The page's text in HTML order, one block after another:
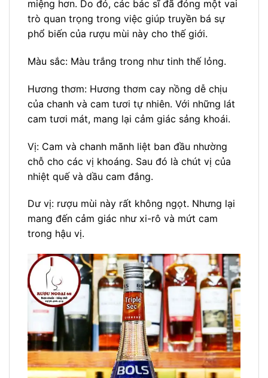
miệng hơn. Do đó, các bác sĩ đã đóng một vai
trò quan trọng trong việc giúp truyền bá sự
phổ biến của rượu mùi này cho thế giới.
Màu sắc: Màu trắng trong như tinh thế lỏng.
Hương thơm: Hương thơm cay nồng dễ chịu
của chanh và cam tươi tự nhiên. Với những lát
cam tươi mát, mang lại cảm giác sảng khoái.
Vị: Cam và chanh mãnh liệt ban đầu nhường
chỗ cho các vị khoáng. Sau đó là chút vị của
nhiệt quế và dầu cam đắng.
Dư vị: rượu mùi này rất không ngọt. Nhưng lại
mang đến cảm giác như xi-rô và mứt cam
trong hậu vị.